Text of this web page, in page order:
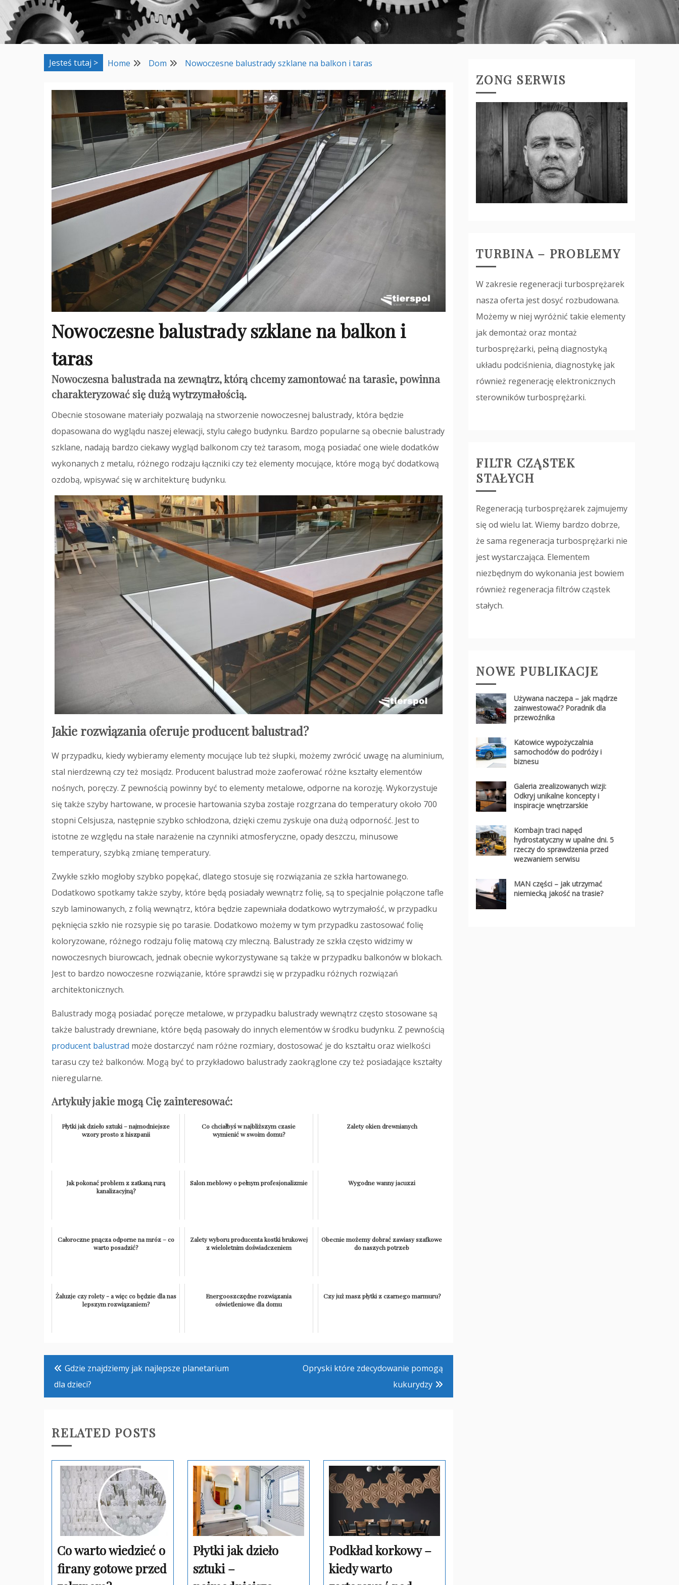
Jesteś tutaj > Home Dom Nowoczesne balustrady szklane na balkon i taras
Nowoczesne balustrady szklane na balkon i
taras
Nowoczesna balustrada na zewnątrz, którą chcemy zamontować na tarasie, powinna
charakteryzować się dużą wytrzymałością.
Obecnie stosowane materiały pozwalają na stworzenie nowoczesnej balustrady, która będzie
dopasowana do wyglądu naszej elewacji, stylu całego budynku. Bardzo popularne są obecnie balustrady
szklane, nadają bardzo ciekawy wygląd balkonom czy też tarasom, mogą posiadać one wiele dodatków
wykonanych z metalu, różnego rodzaju łączniki czy też elementy mocujące, które mogą być dodatkową
ozdobą, wpisywać się w architekturę budynku.
Jakie rozwiązania oferuje producent balustrad?
W przypadku, kiedy wybieramy elementy mocujące lub też słupki, możemy zwrócić uwagę na aluminium,
stal nierdzewną czy też mosiądz. Producent balustrad może zaoferować różne kształty elementów
nośnych, poręczy. Z pewnością powinny być to elementy metalowe, odporne na korozję. Wykorzystuje
się także szyby hartowane, w procesie hartowania szyba zostaje rozgrzana do temperatury około 700
stopni Celsjusza, następnie szybko schłodzona, dzięki czemu zyskuje ona dużą odporność. Jest to
istotne ze względu na stałe narażenie na czynniki atmosferyczne, opady deszczu, minusowe
temperatury, szybką zmianę temperatury.
Zwykłe szkło mogłoby szybko popękać, dlatego stosuje się rozwiązania ze szkła hartowanego.
Dodatkowo spotkamy także szyby, które będą posiadały wewnątrz folię, są to specjalnie połączone tafle
szyb laminowanych, z folią wewnątrz, która będzie zapewniała dodatkowo wytrzymałość, w przypadku
pęknięcia szkło nie rozsypie się po tarasie. Dodatkowo możemy w tym przypadku zastosować folię
koloryzowane, różnego rodzaju folię matową czy mleczną. Balustrady ze szkła często widzimy w
nowoczesnych biurowcach, jednak obecnie wykorzystywane są także w przypadku balkonów w blokach.
Jest to bardzo nowoczesne rozwiązanie, które sprawdzi się w przypadku różnych rozwiązań
architektonicznych.
Balustrady mogą posiadać poręcze metalowe, w przypadku balustrady wewnątrz często stosowane są
także balustrady drewniane, które będą pasowały do innych elementów w środku budynku. Z pewnością
producent balustrad może dostarczyć nam różne rozmiary, dostosować je do kształtu oraz wielkości
tarasu czy też balkonów. Mogą być to przykładowo balustrady zaokrąglone czy też posiadające kształty
nieregularne.
Artykuły jakie mogą Cię zainteresować:
Płytki jak dzieło sztuki – najmodniejsze
wzory prosto z hiszpanii
Co chciałbyś w najbliższym czasie
wymienić w swoim domu?
Zalety okien drewnianych
Jak pokonać problem z zatkaną rurą
kanalizacyjną?
Salon meblowy o pełnym profesjonalizmie Wygodne wanny jacuzzi
Całoroczne pnącza odporne na mróz – co
warto posadzić?
Zalety wyboru producenta kostki brukowej
z wieloletnim doświadczeniem
Obecnie możemy dobrać zawiasy szafkowe
do naszych potrzeb
Żaluzje czy rolety - a więc co będzie dla nas
lepszym rozwiązaniem?
Energooszczędne rozwiązania
oświetleniowe dla domu
Czy już masz płytki z czarnego marmuru?
Nawigacja
wpisu
Gdzie znajdziemy jak najlepsze planetarium
dla dzieci?
Opryski które zdecydowanie pomogą
kukurydzy
RELATED POSTS
Co warto wiedzieć o
firany gotowe przed
Płytki jak dzieło
sztuki –
Podkład korkowy –
kiedy warto
ZONG SERWIS
TURBINA – PROBLEMY
W zakresie regeneracji turbosprężarek
nasza oferta jest dosyć rozbudowana.
Możemy w niej wyróżnić takie elementy
jak demontaż oraz montaż
turbosprężarki, pełną diagnostyką
układu podciśnienia, diagnostykę jak
również regenerację elektronicznych
sterowników turbosprężarki.
FILTR CZĄSTEK
STAŁYCH
Regeneracją turbosprężarek zajmujemy
się od wielu lat. Wiemy bardzo dobrze,
że sama regeneracja turbosprężarki nie
jest wystarczająca. Elementem
niezbędnym do wykonania jest bowiem
również regeneracja filtrów cząstek
stałych.
NOWE PUBLIKACJE
Używana naczepa – jak mądrze
zainwestować? Poradnik dla
przewoźnika
Katowice wypożyczalnia
samochodów do podróży i
biznesu
Galeria zrealizowanych wizji:
Odkryj unikalne koncepty i
inspiracje wnętrzarskie
Kombajn traci napęd
hydrostatyczny w upalne dni. 5
rzeczy do sprawdzenia przed
wezwaniem serwisu
MAN części – jak utrzymać
niemiecką jakość na trasie?